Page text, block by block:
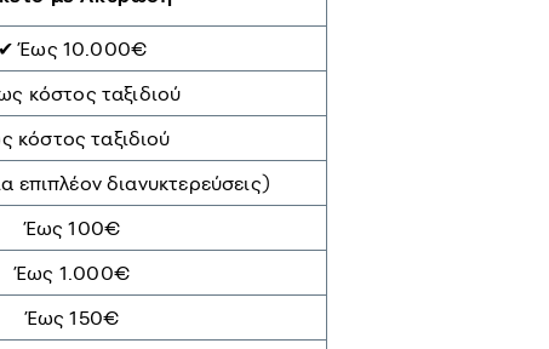
✔ Έως 10.000€
κόστος ταξιδιού
κόστος ταξιδιού
διανυκτερεύσεις)
Έως 100€
Έως 1.000€
Έως 150€